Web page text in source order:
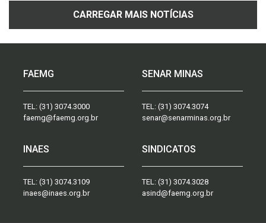
CARREGAR MAIS NOTÍCIAS
FAEMG
TEL: (31) 3074.3000
faemg@faemg.org.br
SENAR MINAS
TEL: (31) 3074.3074
senar@senarminas.org.br
INAES
TEL: (31) 3074.3109
inaes@inaes.org.br
SINDICATOS
TEL: (31) 3074.3028
asind@faemg.org.br